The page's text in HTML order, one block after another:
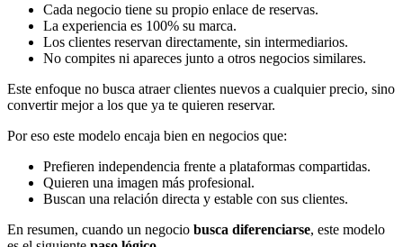
Cada negocio tiene su propio enlace de reservas.
La experiencia es 100% su marca.
Los clientes reservan directamente, sin intermediarios.
No compites ni apareces junto a otros negocios similares.
Este enfoque no busca atraer clientes nuevos a cualquier precio, sino
convertir mejor a los que ya te quieren reservar.
Por eso este modelo encaja bien en negocios que:
Prefieren independencia frente a plataformas compartidas.
Quieren una imagen más profesional.
Buscan una relación directa y estable con sus clientes.
En resumen, cuando un negocio busca diferenciarse, este modelo